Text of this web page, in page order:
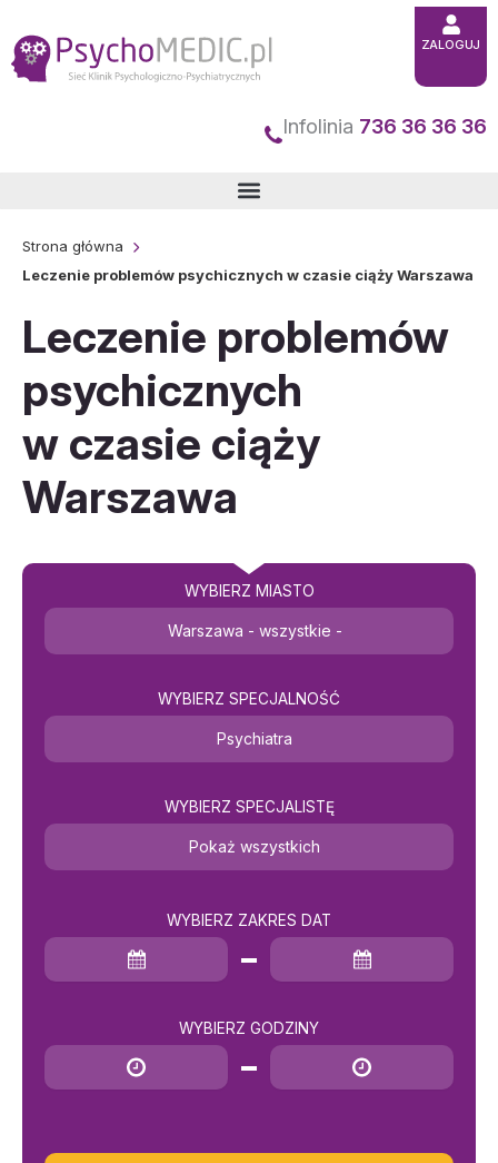
do
treści
Infolinia 736 36 36 36
ZALOGUJ
Strona główna
Leczenie problemów psychicznych w czasie ciąży Warszawa
Leczenie problemów
psychicznych
w czasie ciąży
Warszawa
WYBIERZ MIASTO
Warszawa - wszystkie -
WYBIERZ SPECJALNOŚĆ
Psychiatra
WYBIERZ SPECJALISTĘ
Pokaż wszystkich
WYBIERZ ZAKRES DAT
Data rozpoczęcia
Data zakończenia
WYBIERZ GODZINY
Godzina rozpoczęcia
Godzina zakończenia